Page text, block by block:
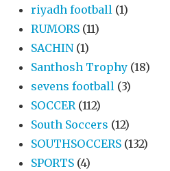
riyadh football (1)
RUMORS (11)
SACHIN (1)
Santhosh Trophy (18)
sevens football (3)
SOCCER (112)
South Soccers (12)
SOUTHSOCCERS (132)
SPORTS (4)